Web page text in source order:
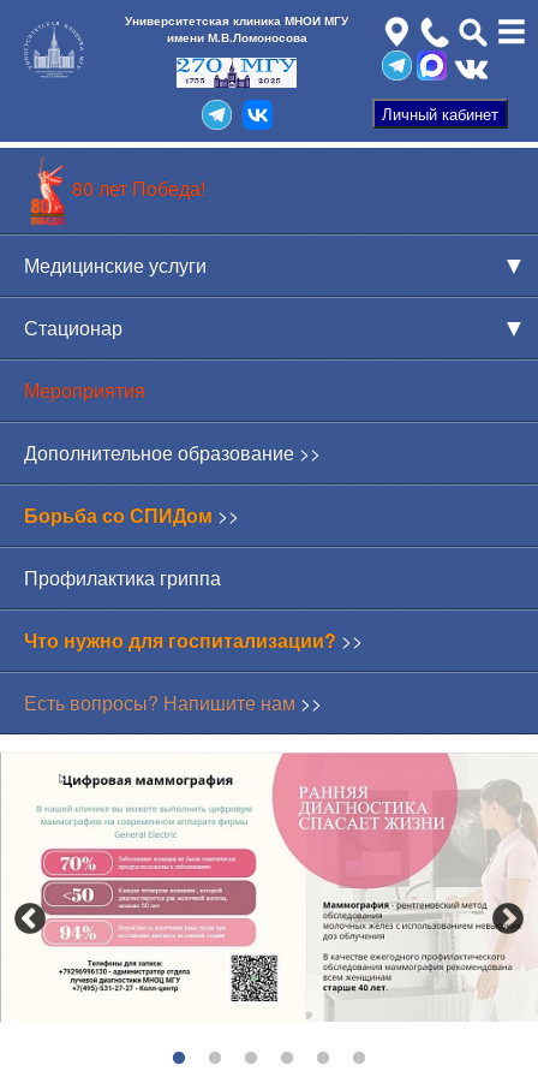
Университетская клиника МНОИ МГУ
имени М.В.Ломоносова
80 лет Победа!
Медицинские услуги
Стационар
Мероприятия
Дополнительное образование >>
Борьба со СПИДом >>
Профилактика гриппа
Что нужно для госпитализации? >>
Есть вопросы? Напишите нам >>